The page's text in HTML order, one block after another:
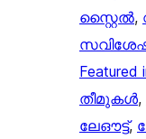
സ്റ്റൈൽ,
Featured
തീമുകൾ,
ലേഔട്ട്,